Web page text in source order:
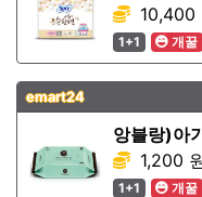
10,400
1+1
개꿀
emart24
앙블랑)아
1,200
1+1
개꿀